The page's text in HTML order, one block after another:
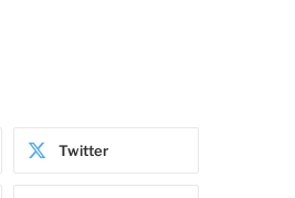
Twitter